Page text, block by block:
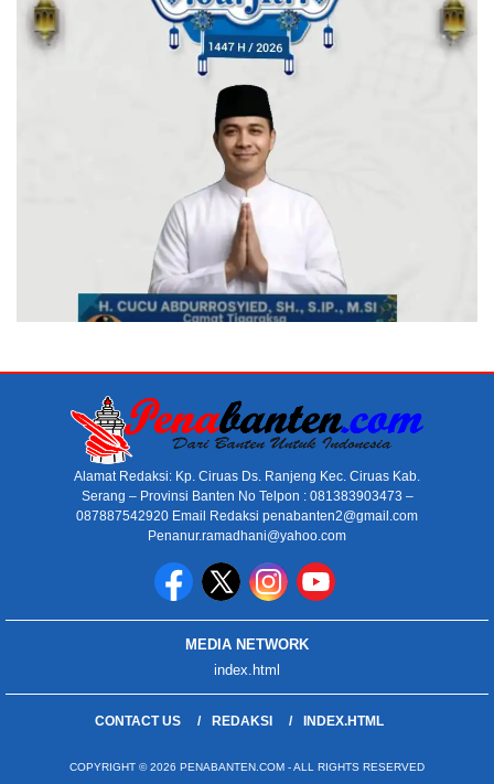
Alamat Redaksi: Kp. Ciruas Ds. Ranjeng Kec. Ciruas Kab.
Serang – Provinsi Banten No Telpon : 081383903473 –
087887542920 Email Redaksi penabanten2@gmail.com
Penanur.ramadhani@yahoo.com
MEDIA NETWORK
index.html
CONTACT US REDAKSI INDEX.HTML
COPYRIGHT © 2026 PENABANTEN.COM - ALL RIGHTS RESERVED